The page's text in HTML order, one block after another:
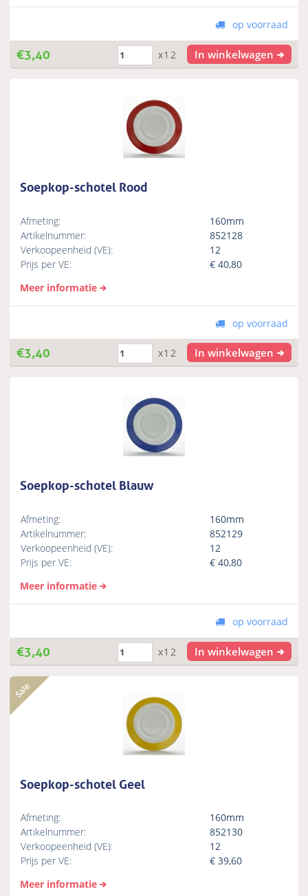
op voorraad
€3,40 x12 In winkelwagen
Soepkop-schotel Rood
Afmeting:
160mm
Artikelnummer:
852128
Verkoopeenheid (VE):
12
Prijs per VE:
€40,80
Meer informatie
op voorraad
€3,40 x12 In winkelwagen
Soepkop-schotel Blauw
Afmeting:
160mm
Artikelnummer:
852129
Verkoopeenheid (VE):
12
Prijs per VE:
€40,80
Meer informatie
op voorraad
€3,40 x12 In winkelwagen
Soepkop-schotel Geel
Afmeting:
160mm
Artikelnummer:
852130
Verkoopeenheid (VE):
12
Prijs per VE:
€39,60
Meer informatie